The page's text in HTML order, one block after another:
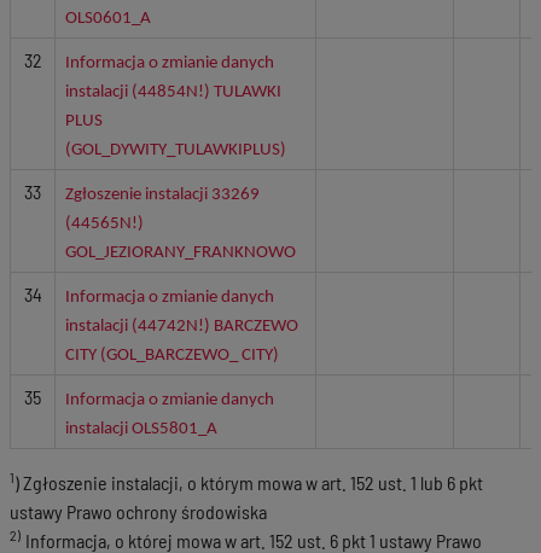
OLS0601_A
32
Informacja o zmianie danych
instalacji (44854N!) TULAWKI
PLUS
(GOL_DYWITY_TULAWKIPLUS)
33
Zgłoszenie instalacji 33269
(44565N!)
GOL_JEZIORANY_FRANKNOWO
34
Informacja o zmianie danych
instalacji (44742N!) BARCZEWO
CITY (GOL_BARCZEWO_ CITY)
35
Informacja o zmianie danych
instalacji OLS5801_A
1) Zgłoszenie instalacji, o którym mowa w art. 152 ust. 1 lub 6 pkt
ustawy Prawo ochrony środowiska
2) Informacja, o której mowa w art. 152 ust. 6 pkt 1 ustawy Prawo